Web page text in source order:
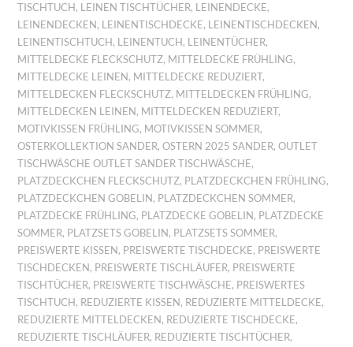
TISCHTUCH , LEINEN TISCHTÜCHER, LEINENDECKE,
LEINENDECKEN , LEINENTISCHDECKE, LEINENTISCHDECKEN ,
LEINENTISCHTUCH , LEINENTUCH , LEINENTÜCHER,
MITTELDECKE FLECKSCHUTZ, MITTELDECKE FRÜHLING,
MITTELDECKE LEINEN , MITTELDECKE REDUZIERT,
MITTELDECKEN FLECKSCHUTZ, MITTELDECKEN FRÜHLING,
MITTELDECKEN LEINEN , MITTELDECKEN REDUZIERT,
MOTIVKISSEN FRÜHLING, MOTIVKISSEN SOMMER,
OSTERKOLLEKTION SANDER,OSTERN 2025 SANDER,OUTLET
TISCHWÄSCHE OUTLET SANDER TISCHWÄSCHE,
PLATZDECKCHEN FLECKSCHUTZ, PLATZDECKCHEN FRÜHLING,
PLATZDECKCHEN GOBELIN , PLATZDECKCHEN SOMMER,
PLATZDECKE FRÜHLING, PLATZDECKE GOBELIN , PLATZDECKE
SOMMER, PLATZSETS GOBELIN , PLATZSETS SOMMER,
PREISWERTE KISSEN , PREISWERTE TISCHDECKE, PREISWERTE
TISCHDECKEN , PREISWERTE TISCHLÄUFER, PREISWERTE
TISCHTÜCHER, PREISWERTE TISCHWÄSCHE, PREISWERTES
TISCHTUCH , REDUZIERTE KISSEN , REDUZIERTE MITTELDECKE,
REDUZIERTE MITTELDECKEN , REDUZIERTE TISCHDECKE,
REDUZIERTE TISCHLÄUFER, REDUZIERTE TISCHTÜCHER,